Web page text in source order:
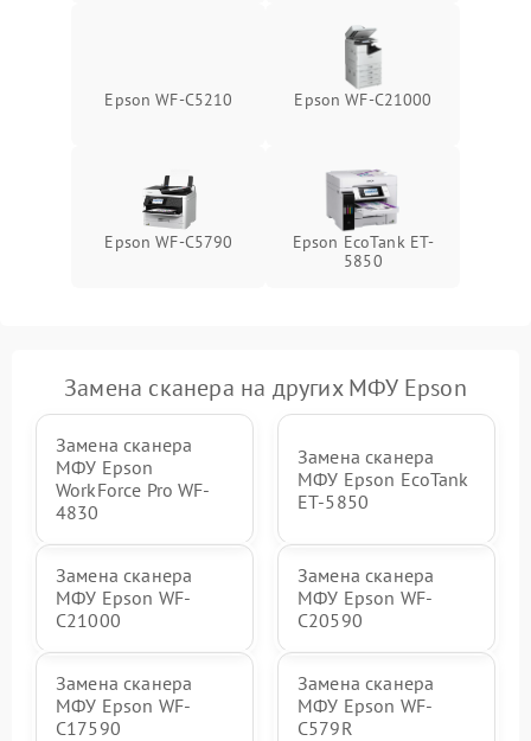
Epson WF-C5210 Epson WF-C21000
Epson WF-C5790
Epson EcoTank ET-
5850
Замена сканера на других МФУ Epson
Замена сканера
МФУ Epson
WorkForce Pro WF-
4830
Замена сканера
МФУ Epson EcoTank
ET-5850
Замена сканера
МФУ Epson WF-
C21000
Замена сканера
МФУ Epson WF-
C20590
Замена сканера
МФУ Epson WF-
C17590
Замена сканера
МФУ Epson WF-
C579R